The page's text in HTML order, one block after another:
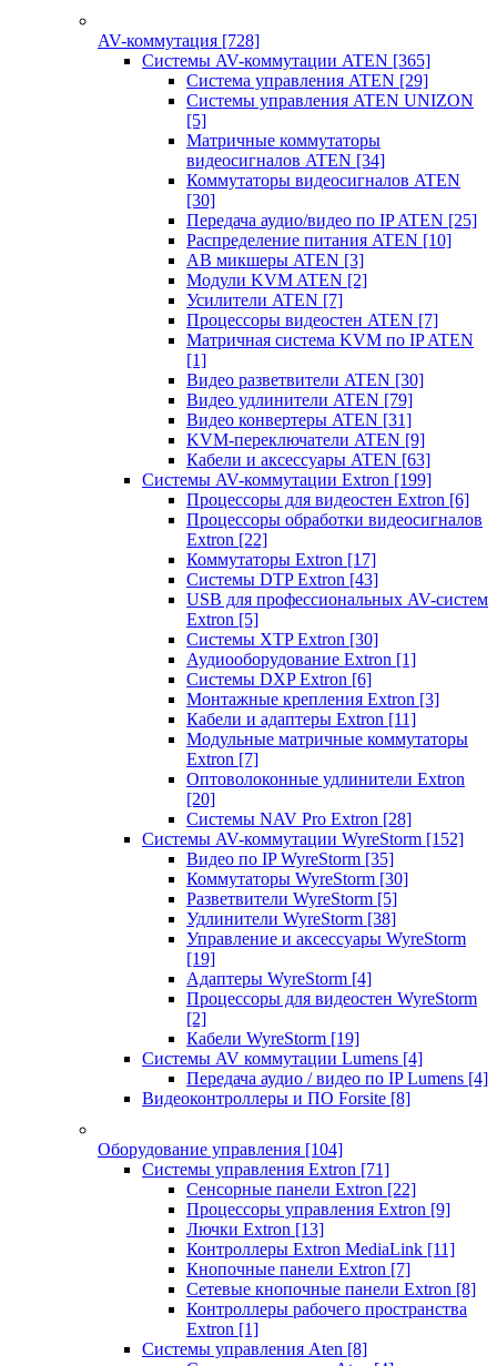
AV-коммутация [728]
Системы AV-коммутации ATEN [365]
Система управления ATEN [29]
Системы управления ATEN UNIZON
[5]
Матричные коммутаторы
видеосигналов ATEN [34]
Коммутаторы видеосигналов ATEN
[30]
Передача аудио/видео по IP ATEN [25]
Распределение питания ATEN [10]
АВ микшеры ATEN [3]
Модули KVM ATEN [2]
Усилители ATEN [7]
Процессоры видеостен ATEN [7]
Матричная система KVM по IP ATEN
[1]
Видео разветвители ATEN [30]
Видео удлинители ATEN [79]
Видео конвертеры ATEN [31]
KVM-переключатели ATEN [9]
Кабели и аксессуары ATEN [63]
Системы AV-коммутации Extron [199]
Процессоры для видеостен Extron [6]
Процессоры обработки видеосигналов
Extron [22]
Коммутаторы Extron [17]
Системы DTP Extron [43]
USB для профессиональных AV-систем
Extron [5]
Системы XTP Extron [30]
Аудиооборудование Extron [1]
Системы DXP Extron [6]
Монтажные крепления Extron [3]
Кабели и адаптеры Extron [11]
Модульные матричные коммутаторы
Extron [7]
Оптоволоконные удлинители Extron
[20]
Системы NAV Pro Extron [28]
Системы AV-коммутации WyreStorm [152]
Видео по IP WyreStorm [35]
Коммутаторы WyreStorm [30]
Разветвители WyreStorm [5]
Удлинители WyreStorm [38]
Управление и аксессуары WyreStorm
[19]
Адаптеры WyreStorm [4]
Процессоры для видеостен WyreStorm
[2]
Кабели WyreStorm [19]
Системы AV коммутации Lumens [4]
Передача аудио / видео по IP Lumens [4]
Видеоконтроллеры и ПО Forsite [8]
Оборудование управления [104]
Системы управления Extron [71]
Сенсорные панели Extron [22]
Процессоры управления Extron [9]
Лючки Extron [13]
Контроллеры Extron MediaLink [11]
Кнопочные панели Extron [7]
Сетевые кнопочные панели Extron [8]
Контроллеры рабочего пространства
Extron [1]
Системы управления Aten [8]